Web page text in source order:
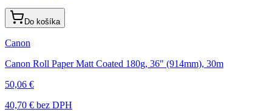
Do košíka
Canon
Canon Roll Paper Matt Coated 180g, 36" (914mm), 30m
50,06 €
40,70 € bez DPH